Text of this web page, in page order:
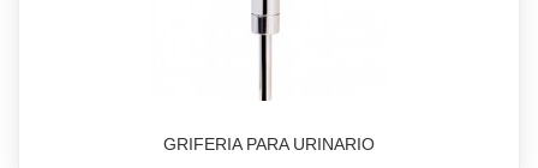
GRIFERIA PARA URINARIO